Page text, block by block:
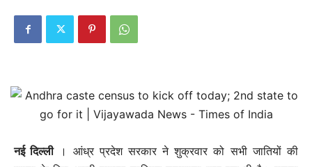
नई दिल्‍ली। आंध्र प्रदेश सरकार ने शुक्रवार को सभी जातियों की